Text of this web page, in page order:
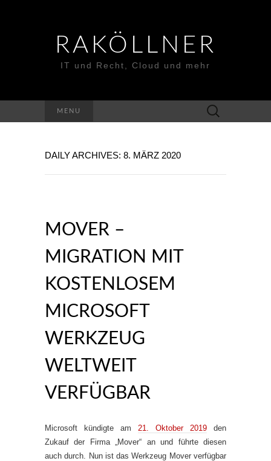
RAKÖLLNER
IT und Recht, Cloud und mehr
MENU
Suchen
nach:
DAILY ARCHIVES: 8. MÄRZ 2020
MOVER –
MIGRATION MIT
KOSTENLOSEM
MICROSOFT
WERKZEUG
WELTWEIT
VERFÜGBAR
Microsoft kündigte am 21. Oktober 2019 den
Zukauf der Firma „Mover“ an und führte diesen
auch durch. Nun ist das Werkzeug Mover verfügbar